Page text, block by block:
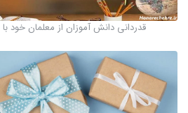
قدردانی دانش آموزان از معلمان خود